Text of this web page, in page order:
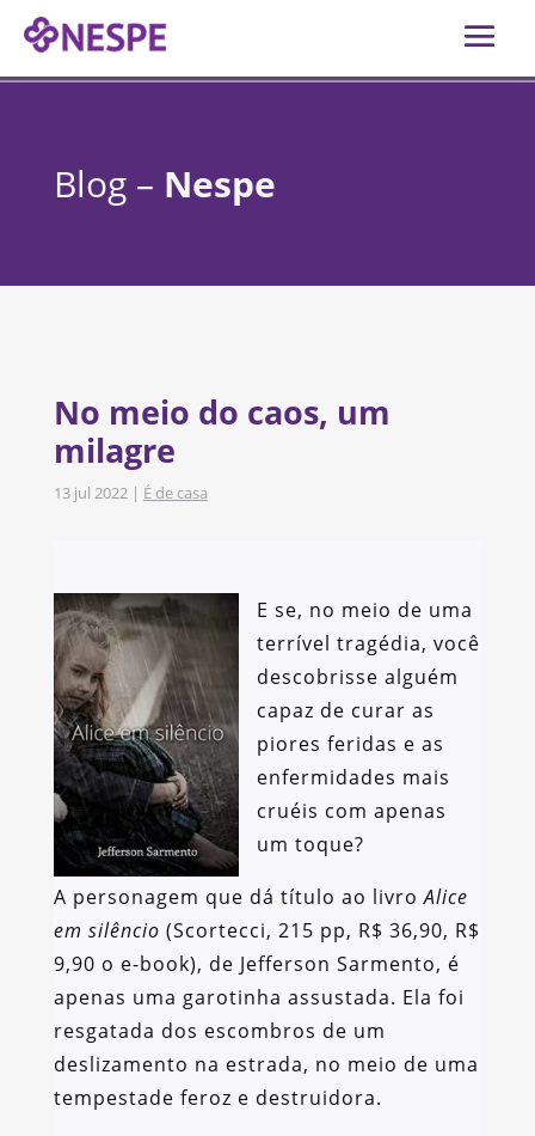
Blog – Nespe
No meio do caos, um
milagre
13 jul 2022| É de casa
E se, no meio de uma
terrível tragédia, você
descobrisse alguém
capaz de curar as
piores feridas e as
enfermidades mais
cruéis com apenas
um toque?
A personagem que dá título ao livroAlice
em silêncio (Scortecci, 215 pp, R$ 36,90, R$
9,90 o e-book), de Jefferson Sarmento, é
apenas uma garotinha assustada. Ela foi
resgatada dos escombros de um
deslizamento na estrada, no meio de uma
tempestade feroz e destruidora.